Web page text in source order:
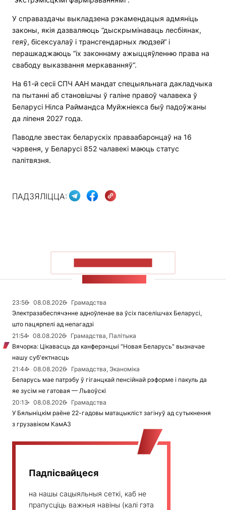
У справаздачы выкладзена рэкамендацыя адмяніць
законы, якія дазваляюць “дыскрымінаваць лесбіянак,
геяў, бісексуалаў і трансгендарных людзей“ і
перашкаджаюць “іх законнаму ажыццяўленню права на
свабоду выказвання меркаванняў“.
На 61-й сесіі СПЧ ААН мандат спецыяльнага дакладчыка
па пытанні аб становішчы ў галіне правоў чалавека ў
Беларусі Нілса Раймандса Муйжніекса быў падоўжаны
да ліпеня 2027 года.
Паводле звестак беларускіх праваабаронцаў на 16
чэрвеня, у Беларусі 852 чалавекі маюць статус
палітвязня.
ПАДЗЯЛІЦЦА:
23:56 08.08.2026
Грамадства
Электразабеспячэнне адноўленае ва ўсіх паселішчах Беларусі,
што пацярпелі ад непагадзі
21:54
08.08.2026
Грамадства, Палітыка
Вячорка: Цікавасць да канферэнцыі "Новая Беларусь" вызначае
нашу суб'ектнасць
21:44
08.08.2026
Грамадства, Эканоміка
Беларусь мае патрэбу ў гіганцкай пенсійнай рэформе і пакуль да
яе зусім не гатовая — Львоўскі
20:13
08.08.2026
Грамадства
У Бялыніцкім раёне 22-гадовы матацыкліст загінуў ад сутыкнення
з грузавіком КамАЗ
Падпісвайцеся
на нашы сацыяльныя сеткі, каб не
прапусціць важныя навіны (калі гэта